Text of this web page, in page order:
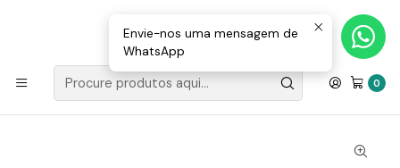
0
Loja Valongo: 220 150 143 (chamada para a rede fixa nacional) «»
E-mail: geral@movenergy.pt
Início
Conector Estanque IP68 3 fios Digitec 0.75-1.5mm
Envie-nos uma mensagem de
WhatsApp